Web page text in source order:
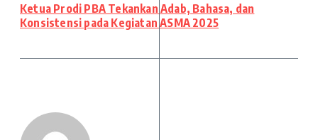
Ketua Prodi PBA Tekankan Adab, Bahasa, dan
Konsistensi pada Kegiatan ASMA 2025